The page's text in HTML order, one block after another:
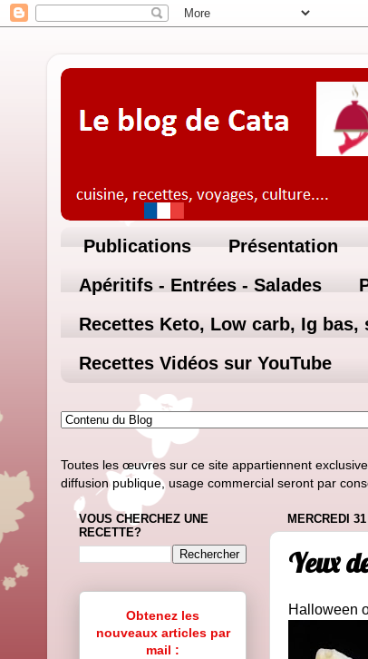
Publications Présentation
Apéritifs - Entrées - Salades
Recettes Keto, Low carb, Ig bas,
Recettes Vidéos sur YouTube
Toutes les œuvres sur ce site appartiennent
diffusion publique, usage commercial seront par
MERCREDI
Yeux
Halloween
VOUS CHERCHEZ UNE
RECETTE?
Obtenez les
nouveaux articles par
mail :